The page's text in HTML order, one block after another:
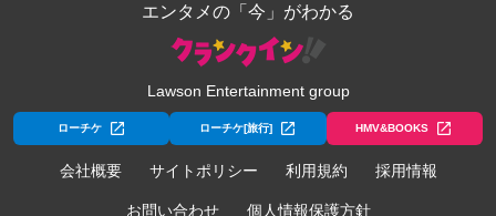
エンタメの「今」がわかる
Lawson Entertainment group
ローチケ ローチケ[旅行] HMV&BOOKS
会社概要 サイトポリシー 利用規約 採用情報
お問い合わせ 個人情報保護方針